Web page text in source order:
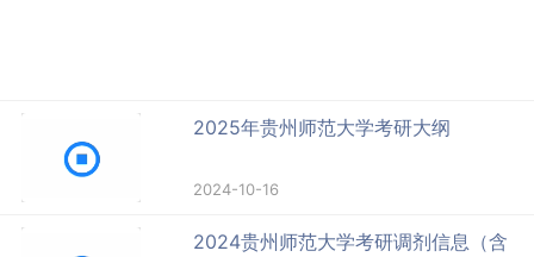
2025年贵州师范大学考研大纲
2024-10-16
2024贵州师范大学考研调剂信息（含